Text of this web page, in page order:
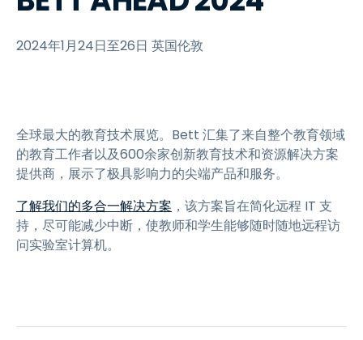
2024年1月24日至26日 英国伦敦
全球最大的教育技术展览。Bett 汇集了来自整个教育领域
的教育工作者以及600余家创新教育技术和资源解决方案
提供商，展示了极具影响力的尖端产品和服务。
了解我们的多合一解决方案 ，该方案旨在简化远程 IT 支
持，尽可能减少中断，使教师和学生能够随时随地远程访
问实验室计算机。